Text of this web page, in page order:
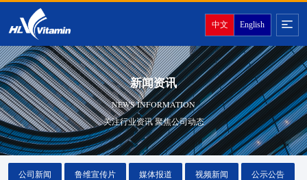
中文 English
新闻资讯
NEWS INFORMATION
关注行业资讯 聚焦公司动态
公司新闻 鲁维宣传片 媒体报道 视频新闻 公示公告